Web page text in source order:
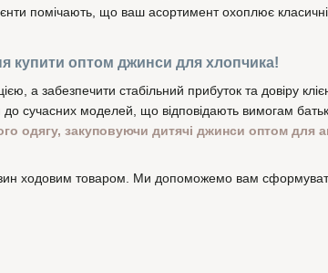
помічають, що ваш асортимент охоплює класичні
купити оптом джинси для хлопчика!
а забезпечити стабільний прибуток та довіру
сучасних моделей, що відповідають вимогам
одягу, закуповуючи дитячі джинси оптом для
ходовим товаром. Ми допоможемо вам